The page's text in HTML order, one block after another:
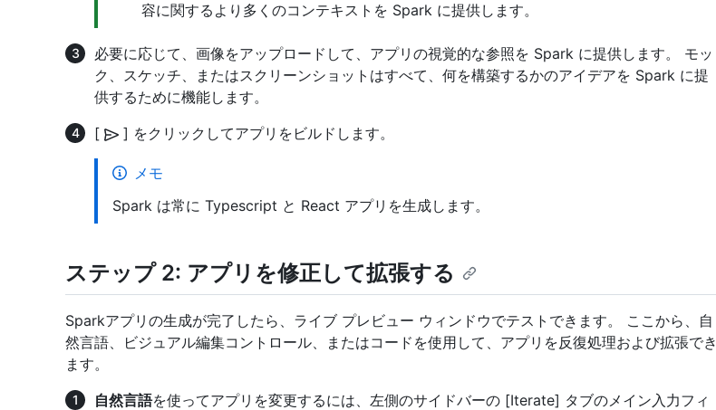
容に関するより多くのコンテキストを Spark に提供します。
必要に応じて、画像をアップロードして、アプリの視覚的な参照を Spark に提供します。 モッ
ク、スケッチ、またはスクリーンショットはすべて、何を構築するかのアイデアを Spark に提
供するために機能します。
[
] をクリックしてアプリをビルドします。
メモ
Spark は常に Typescript と React アプリを生成します。
ステップ 2: アプリを修正して拡張する
Sparkアプリの生成が完了したら、ライブ プレビュー ウィンドウでテストできます。 ここから、自
然言語、ビジュアル編集コントロール、またはコードを使用して、アプリを反復処理および拡張でき
ます。
自然言語を使ってアプリを変更するには、左側のサイドバーの [Iterate] タブのメイン入力フィ